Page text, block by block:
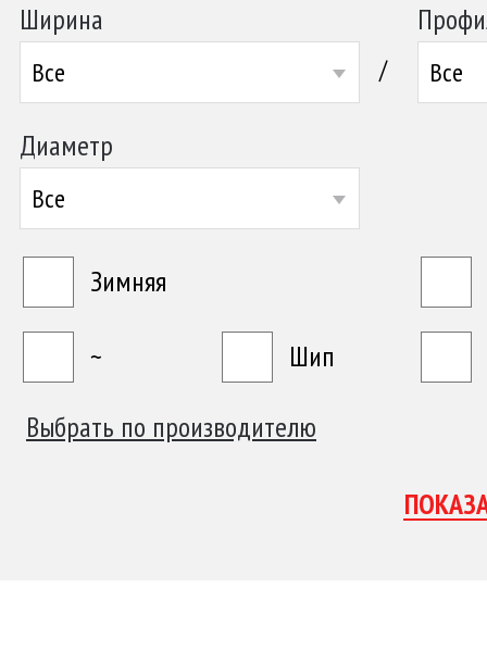
Ширина
Все / Все
Диаметр
Все
Зимняя
~
Шип
Выбрать по производителю